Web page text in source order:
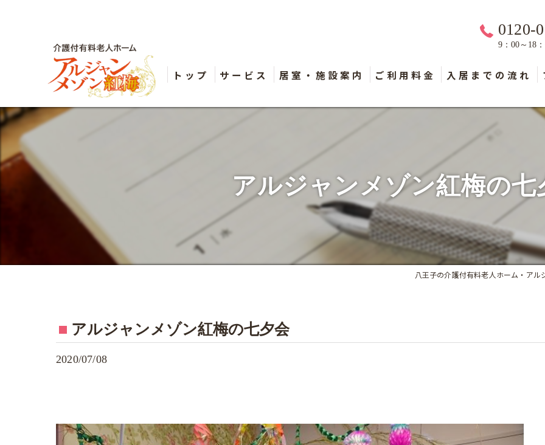
0120-
9：00～18
トップ サービス 居室・施設案内 ご利用料金 入居までの流れ
アルジャンメゾン紅梅の七
八王子の介護付有料老人ホーム・アル
アルジャンメゾン紅梅の七夕会
2020/07/08